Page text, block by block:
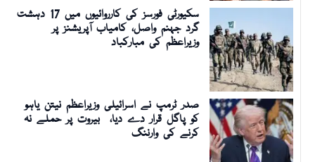
سکیورٹی فورسز کی کارروائیوں میں 17 دہشت
گرد جہنم واصل، کامیاب آپریشنز پر
وزیراعظم کی مبارکباد
صدر ٹرمپ نے اسرائیلی وزیراعظم نیتن یاہو
کو پاگل قرار دے دیا، بیروت پر حملے نہ
کرنے کی وارننگ